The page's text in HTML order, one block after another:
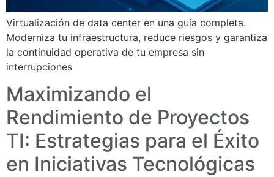
Virtualización de data center en una guía completa.
Moderniza tu infraestructura, reduce riesgos y garantiza
la continuidad operativa de tu empresa sin
interrupciones
Maximizando el
Rendimiento de Proyectos
TI: Estrategias para el Éxito
en Iniciativas Tecnológicas